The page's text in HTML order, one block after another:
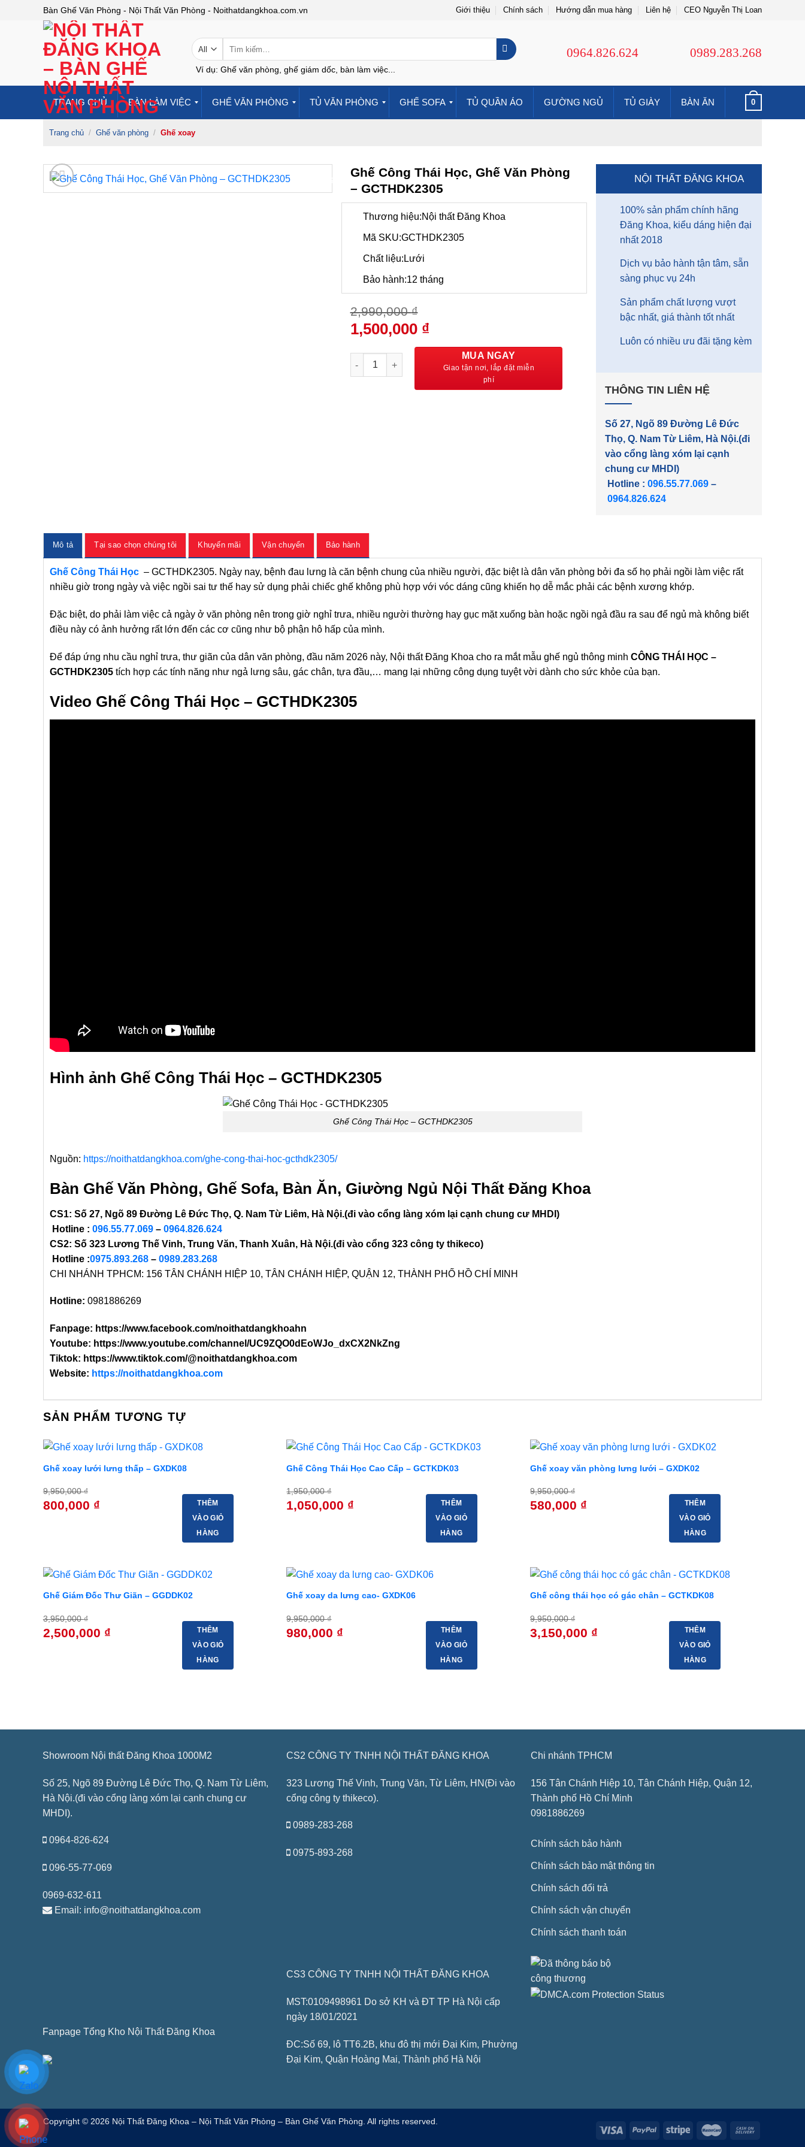
Bàn Ghế Văn Phòng - Nội Thất Văn Phòng - Noithatdangkhoa.com.vn Giới thiệu Chính sách Hướng dẫn mua hàng Liên hệ CEO Nguyễn Thị Loan
kiếm:
Ví dụ: Ghế văn phòng, ghế giám dốc, bàn làm việc...
0964.826.624 0989.283.268
TRANG CHỦ BÀN LÀM VIỆC GHẾ VĂN PHÒNG TỦ VĂN PHÒNG GHẾ SOFA TỦ QUẦN ÁO GƯỜNG NGỦ TỦ GIÀY BÀN ĂN 0
Trang chủ / Ghế văn phòng / Ghế xoay
-50%
Ghế Công Thái Học, Ghế Văn Phòng
– GCTHDK2305
Thương hiệu:Nội thất Đăng Khoa
Mã SKU:GCTHDK2305
Chất liệu:Lưới
Bảo hành:12 tháng
2,990,000₫
Giá
gốc
là:
2,990,000 ₫.
1,500,000 ₫Giá
tại
1,500,000 ₫.
Ghế Công Thái Học, Ghế Văn Phòng – GCTHDK2305 số lượng
MUA NGAY
NỘI THẤT ĐĂNG KHOA
100% sản phẩm chính hãng
Đăng Khoa, kiểu dáng hiện đại
nhất 2018
Dịch vụ bảo hành tận tâm, sẵn
sàng phục vụ 24h
Sản phẩm chất lượng vượt
bậc nhất, giá thành tốt nhất
Luôn có nhiều ưu đãi tặng kèm
THÔNG TIN LIÊN HỆ
Số 27, Ngõ 89 Đường Lê Đức
Thọ, Q. Nam Từ Liêm, Hà Nội.(đi
vào cổng làng xóm lại cạnh
chung cư MHDI)
Hotline : 096.55.77.069–
0964.826.624
Mô tả Tại sao chọn chúng tôi Khuyến mãi Vận chuyển Bảo hành
Ghế Công Thái Học – GCTHDK2305. Ngày nay, bệnh đau lưng là căn bệnh chung của nhiều người, đặc biệt là dân văn phòng bởi đa số họ phải ngồi làm việc rất
nhiều giờ trong ngày và việc ngồi sai tư thế hay sử dụng phải chiếc ghế không phù hợp với vóc dáng cũng khiến họ dễ mắc phải các bệnh xương khớp.
Đặc biệt, do phải làm việc cả ngày ở văn phòng nên trong giờ nghỉ trưa, nhiều người thường hay gục mặt xuống bàn hoặc ngồi ngả đầu ra sau để ngủ mà không biết
điều này có ảnh hưởng rất lớn đến các cơ cũng như bộ phận hô hấp của mình.
Để đáp ứng nhu cầu nghỉ trưa, thư giãn của dân văn phòng, đầu năm 2026 này, Nội thất Đăng Khoa cho ra mắt mẫu ghế ngủ thông minh CÔNG THÁI HỌC –
GCTHDK2305 tích hợp các tính năng như ngả lưng sâu, gác chân, tựa đầu,… mang lại những công dụng tuyệt vời dành cho sức khỏe của bạn.
Video Ghế Công Thái Học – GCTHDK2305
Hình ảnh Ghế Công Thái Học – GCTHDK2305
Ghế Công Thái Học – GCTHDK2305
Nguồn: https://noithatdangkhoa.com/ghe-cong-thai-hoc-gcthdk2305/
Bàn Ghế Văn Phòng, Ghế Sofa, Bàn Ăn, Giường Ngủ Nội Thất Đăng Khoa
CS1: Số 27, Ngõ 89 Đường Lê Đức Thọ, Q. Nam Từ Liêm, Hà Nội.(đi vào cổng làng xóm lại cạnh chung cư MHDI)
Hotline : 096.55.77.069 – 0964.826.624
CS2: Số 323 Lương Thế Vinh, Trung Văn, Thanh Xuân, Hà Nội.(đi vào cổng 323 công ty thikeco)
Hotline :0975.893.268 – 0989.283.268
CHI NHÁNH TPHCM: 156 TÂN CHÁNH HIỆP 10, TÂN CHÁNH HIỆP, QUẬN 12, THÀNH PHỐ HỒ CHÍ MINH
Hotline: 0981886269
Fanpage: https://www.facebook.com/noithatdangkhoahn
Youtube: https://www.youtube.com/channel/UC9ZQO0dEoWJo_dxCX2NkZng
Tiktok: https://www.tiktok.com/@noithatdangkhoa.com
Website: https://noithatdangkhoa.com
SẢN PHẨM TƯƠNG TỰ
Ghế xoay lưới lưng thấp – GXDK08
9,950,000₫
Giá
gốc
800,000 ₫Giá
hiện
THÊM
VÀO GIỎ
HÀNG
Ghế Công Thái Học Cao Cấp – GCTKDK03
1,950,000₫
Giá
gốc
1,050,000 ₫ THÊM
VÀO GIỎ
HÀNG
Ghế xoay văn phòng lưng lưới – GXDK02
9,950,000₫
Giá
gốc
580,000 ₫ THÊM
VÀO GIỎ
HÀNG
Ghế Giám Đốc Thư Giãn – GGDDK02
3,950,000₫
Giá
gốc
2,500,000 ₫Giá
hiện
THÊM
VÀO GIỎ
HÀNG
Ghế xoay da lưng cao- GXDK06
9,950,000₫
Giá
gốc
980,000 ₫ THÊM
VÀO GIỎ
HÀNG
Ghế công thái học có gác chân – GCTKDK08
9,950,000₫
Giá
gốc
3,150,000 ₫ THÊM
VÀO GIỎ
HÀNG
Showroom Nội thất Đăng Khoa 1000M2
Số 25, Ngõ 89 Đường Lê Đức Thọ, Q. Nam Từ Liêm,
Hà Nội.(đi vào cổng làng xóm lại cạnh chung cư
MHDI).
0964-826-624
096-55-77-069
0969-632-611
Email: info@noithatdangkhoa.com
Fanpage Tổng Kho Nội Thất Đăng Khoa
CS2 CÔNG TY TNHH NỘI THẤT ĐĂNG KHOA
323 Lương Thế Vinh, Trung Văn, Từ Liêm, HN(Đi vào
cổng công ty thikeco).
0989-283-268
0975-893-268
CS3 CÔNG TY TNHH NỘI THẤT ĐĂNG KHOA
MST:0109498961 Do sở KH và ĐT TP Hà Nội cấp
ngày 18/01/2021
ĐC:Số 69, lô TT6.2B, khu đô thị mới Đại Kim, Phường
Đại Kim, Quận Hoàng Mai, Thành phố Hà Nội
Chi nhánh TPHCM
156 Tân Chánh Hiệp 10, Tân Chánh Hiệp, Quận 12,
Thành phố Hồ Chí Minh
0981886269
Chính sách bảo hành
Chính sách bảo mật thông tin
Chính sách đổi trả
Chính sách vận chuyển
Chính sách thanh toán
Copyright © 2026 Nội Thất Đăng Khoa – Nội Thất Văn Phòng – Bàn Ghế Văn Phòng. All rights reserved.